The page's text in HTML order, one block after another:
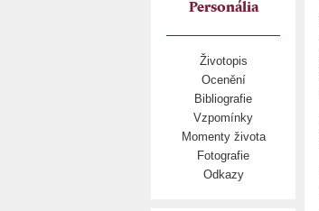
Personália
Životopis
Ocenění
Bibliografie
Vzpomínky
Momenty života
Fotografie
Odkazy